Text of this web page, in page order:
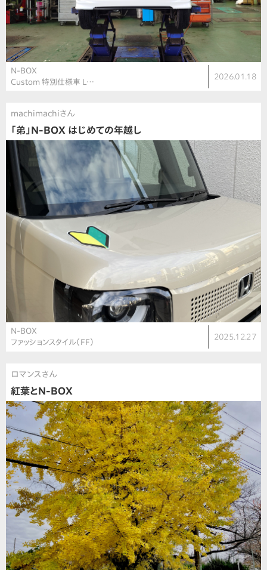
N-BOX
Custom 特別仕様車 L…
2026.01.18
machimachiさん
「弟」N-BOX はじめての年越し
N-BOX
ファッションスタイル（FF）
2025.12.27
ロマンスさん
紅葉とN-BOX